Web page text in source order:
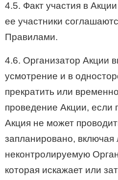
4.5. Факт участия в
ее участники
Правилами.
4.6. Организатор Акции
усмотрение и в
прекратить или
проведение Акции, если
Акция не может
запланировано,
неконтролируемую
которая искажает или